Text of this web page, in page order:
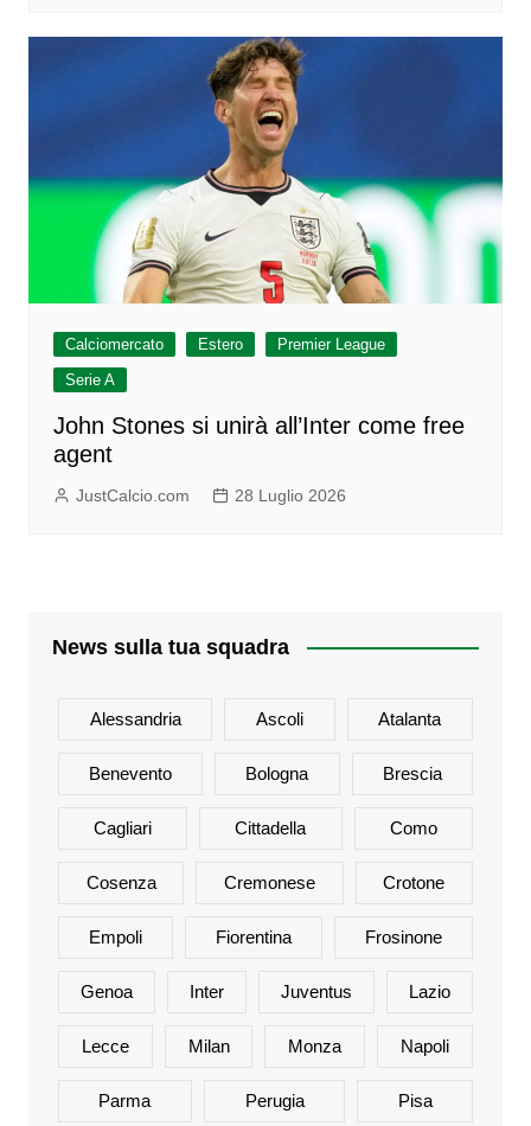
Calciomercato Estero
Premier League
Serie A
John Stones si unirà all’Inter come free
agent
JustCalcio.com 28 Luglio 2026
News sulla tua squadra
Alessandria Ascoli Atalanta
Benevento Bologna Brescia
Cagliari Cittadella Como
Cosenza Cremonese Crotone
Empoli Fiorentina Frosinone
Genoa Inter Juventus Lazio
Lecce Milan Monza Napoli
Parma Perugia Pisa